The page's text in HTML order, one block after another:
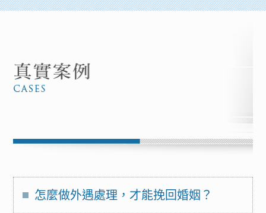
怎麼做外遇處理，才能挽回婚姻？